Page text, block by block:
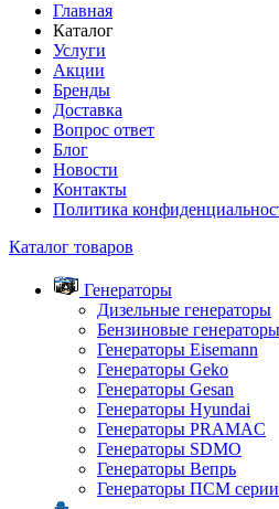
Главная
Каталог
Услуги
Акции
Бренды
Доставка
Вопрос ответ
Блог
Новости
Контакты
Политика
Каталог товаров
Генераторы
Дизельные генераторы
Бензиновые генераторы
Генераторы Eisemann
Генераторы Geko
Генераторы Gesan
Генераторы Hyundai
Генераторы PRAMAC
Генераторы SDMO
Генераторы Вепрь
Генераторы ПСМ